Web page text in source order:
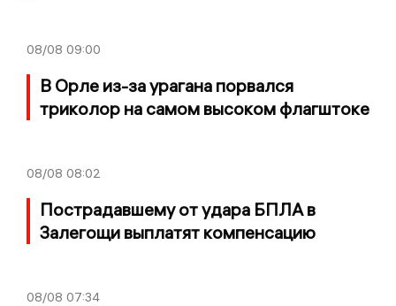
08/08 09:00
В Орле из-за урагана порвался
триколор на самом высоком флагштоке
08/08 08:02
Пострадавшему от удара БПЛА в
Залегощи выплатят компенсацию
08/08 07:34